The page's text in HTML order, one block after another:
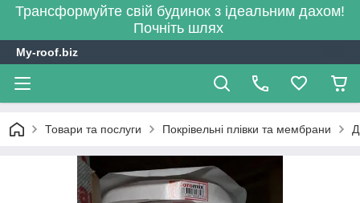
Трансформуйте свій будинок з ідеальним дахом!
Почніть шлях
My-roof.biz
Товари та послуги Покрівельні плівки та мембрани